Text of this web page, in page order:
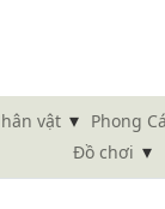
vật ▾ Phong
Đồ chơi ▾